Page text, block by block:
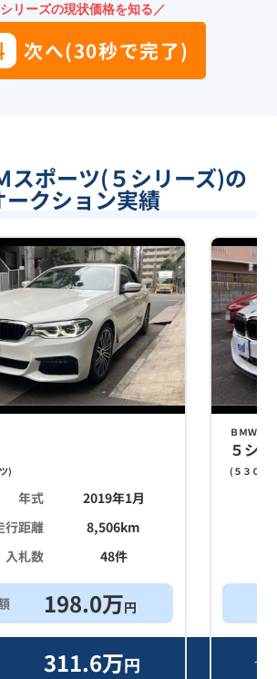
リーズの現状価格を知る／
次へ(30秒で完了)
スポーツ(５シリーズ)の
ークション実績
)
年式
2019年1月
行距離
8,506km
入札数
48件
198.0万円
311.6万円
ＢＭＷ
５シ
( ５３０ｉ
セ